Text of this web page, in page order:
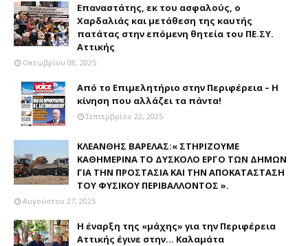
Επαναστάτης, εκ του ασφαλούς, ο
Χαρδαλιάς και μετάθεση της καυτής
πατάτας στην επόμενη θητεία του ΠΕ.ΣΥ.
Αττικής
Οκτωβρίου 08, 2025
Από το Επιμελητήριο στην Περιφέρεια – Η
κίνηση που αλλάζει τα πάντα!
Σεπτεμβρίου 22, 2025
ΚΛΕΑΝΘΗΣ ΒΑΡΕΛΑΣ:« ΣΤΗΡΙΖΟΥΜΕ
ΚΑΘΗΜΕΡΙΝΑ ΤΟ ΔΥΣΚΟΛΟ ΕΡΓΟ ΤΩΝ ΔΗΜΩΝ
ΓΙΑ ΤΗΝ ΠΡΟΣΤΑΣΙΑ ΚΑΙ ΤΗΝ ΑΠΟΚΑΤΑΣΤΑΣΗ
ΤΟΥ ΦΥΣΙΚΟΥ ΠΕΡΙΒΑΛΛΟΝΤΟΣ ».
Αυγούστου 27, 2025
Η έναρξη της «μάχης» για την Περιφέρεια
Αττικής έγινε στην... Καλαμάτα